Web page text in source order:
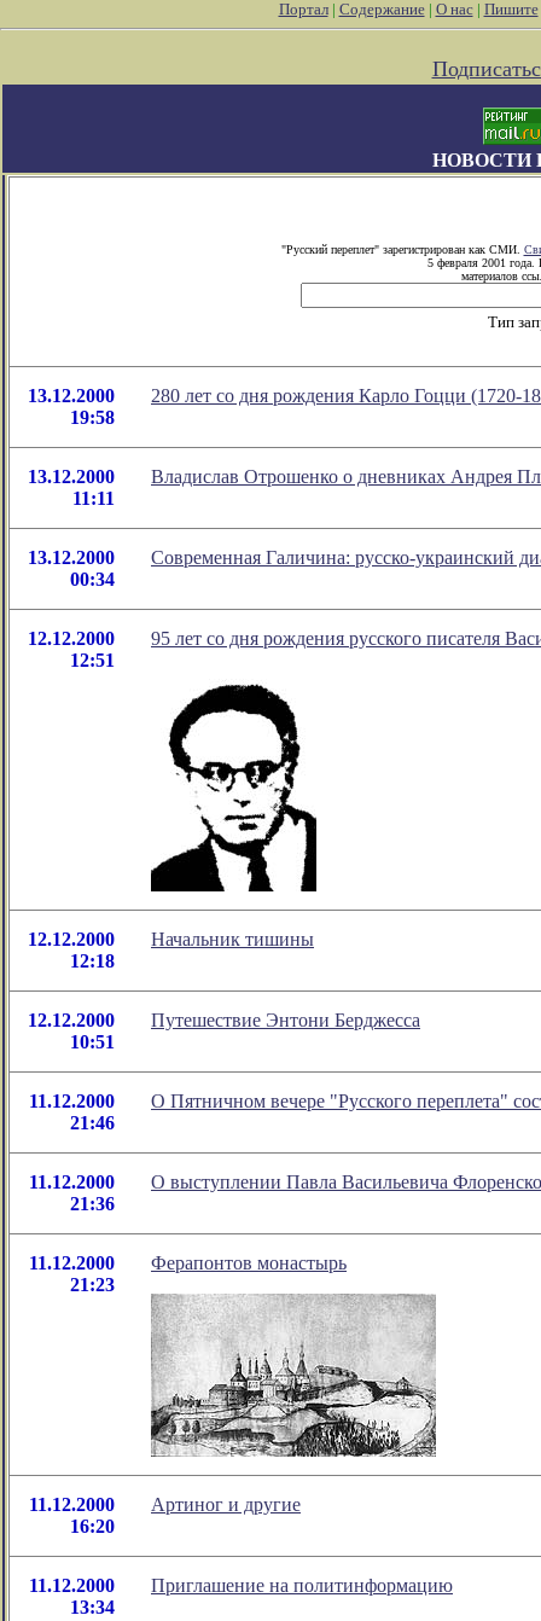
Портал| Содержание| О нас| Пишите
НОВОСТИ
"Русский переплет" зарегистрирован как СМИ.
5 февраля 2001 года.
материалов
Тип
13.12.2000
19:58
280 лет со дня рождения Карло Гоцци (1720-
13.12.2000
11:11
Владислав Отрошенко о дневниках Андрея
13.12.2000
00:34
Современная Галичина: русско-украинский
12.12.2000
12:51
95 лет со дня рождения русского писателя
12.12.2000
12:18
Начальник тишины
12.12.2000
10:51
Путешествие Энтони Берджесса
11.12.2000
21:46
О Пятничном вечере "Русского переплета"
11.12.2000
21:36
О выступлении Павла Васильевича
11.12.2000
21:23
Ферапонтов монастырь
11.12.2000
16:20
Артиног и другие
11.12.2000
13:34
Приглашение на политинформацию